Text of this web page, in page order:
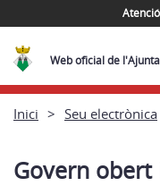
Web oficial de
Inici Seu electrònica
Govern obert